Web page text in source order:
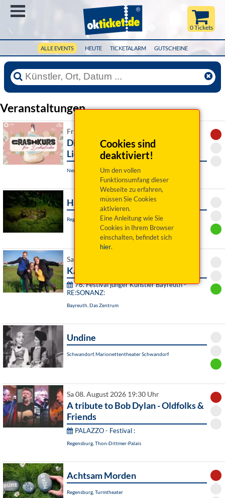
ALLE EVENTS HEUTE TICKETALARM GUTSCHEINE
0 Tickets
Cookies sind
deaktiviert!
Um den vollen
Funktionsumfang dieser
Webseite zu erfahren,
müssen Sie Cookies
aktivieren.
Eine Anleitung wie Sie
Cookies in Ihrem Browser
einschalten, befindet sich
hier.
Veranstaltungen
Fr 07. August 2026 19:00 Uhr
Dinner mit Singer: Crashkurs für
Liebeslieder (Abgesagt » Ersatz)
Neunburg vorm Wald, Schlossgaststätte Kröblitz
Hamlet
Regensburg, Akademietheater
Sa 08. August 2026 19:00 Uhr
KARMA
76. Festival junger Künstler Bayreuth -
RE:SONANZ:
Bayreuth, Das Zentrum
Undine
Schwandorf, Marionettentheater Schwandorf
Sa 08. August 2026 19:30 Uhr
A tribute to Bob Dylan - Oldfolks &
Friends
PALAZZO - Festival :
Regensburg, Thon-Dittmer-Palais
Achtsam Morden
Regensburg, Turmtheater